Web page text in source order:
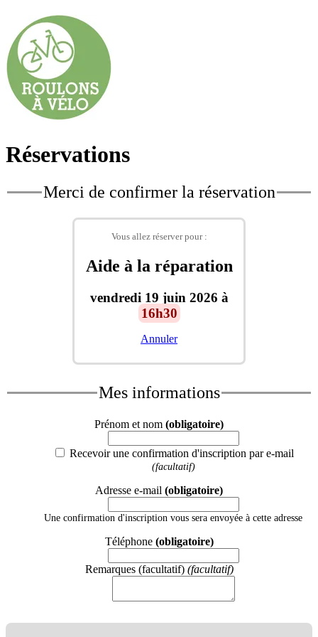
Réservations
Merci de confirmer la réservation
Vous allez réserver pour :
Aide à la réparation
vendredi 19 juin 2026 à
16h30
Annuler
Mes informations
Prénom et nom (obligatoire)
Recevoir une confirmation d'inscription par e-mail
(facultatif)
Adresse e-mail (obligatoire)
Une confirmation d'inscription vous sera envoyée à cette adresse
Téléphone (obligatoire)
Remarques (facultatif) (facultatif)